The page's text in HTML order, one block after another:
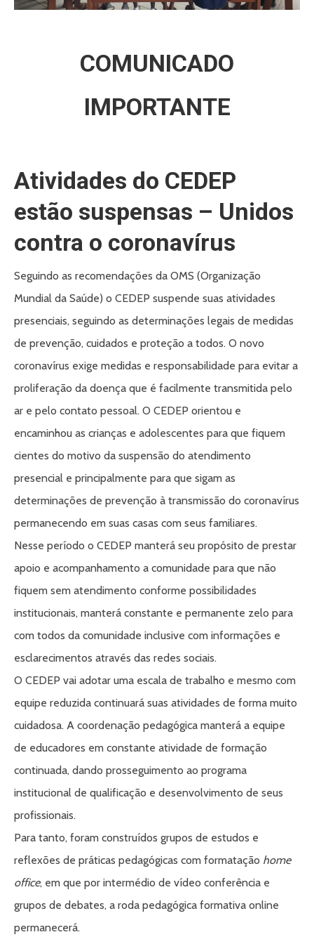
COMUNICADO
IMPORTANTE
Atividades do CEDEP
estão suspensas – Unidos
contra o coronavírus
Seguindo as recomendações da OMS (Organização
Mundial da Saúde) o CEDEP suspende suas atividades
presenciais, seguindo as determinações legais de medidas
de prevenção, cuidados e proteção a todos. O novo
coronavírus exige medidas e responsabilidade para evitar a
proliferação da doença que é facilmente transmitida pelo
ar e pelo contato pessoal. O CEDEP orientou e
encaminhou as crianças e adolescentes para que fiquem
cientes do motivo da suspensão do atendimento
presencial e principalmente para que sigam as
determinações de prevenção à transmissão do coronavírus
permanecendo em suas casas com seus familiares.
Nesse período o CEDEP manterá seu propósito de prestar
apoio e acompanhamento a comunidade para que não
fiquem sem atendimento conforme possibilidades
institucionais, manterá constante e permanente zelo para
com todos da comunidade inclusive com informações e
esclarecimentos através das redes sociais.
O CEDEP vai adotar uma escala de trabalho e mesmo com
equipe reduzida continuará suas atividades de forma muito
cuidadosa. A coordenação pedagógica manterá a equipe
de educadores em constante atividade de formação
continuada, dando prosseguimento ao programa
institucional de qualificação e desenvolvimento de seus
profissionais.
Para tanto, foram construídos grupos de estudos e
reflexões de práticas pedagógicas com formatação home
office, em que por intermédio de vídeo conferência e
grupos de debates, a roda pedagógica formativa online
permanecerá.